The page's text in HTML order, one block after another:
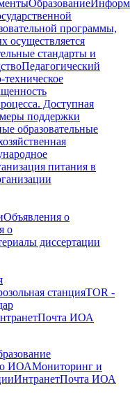
Образование
программы,
осуществляется
стандарты и
Педагогический
Доступная
поддержки
образовательные
питания в
Объявления о
о
диссертации
станцияTOR -
Почта ИОА
ИОАМониторинг и
ИнтранетПочта ИОА